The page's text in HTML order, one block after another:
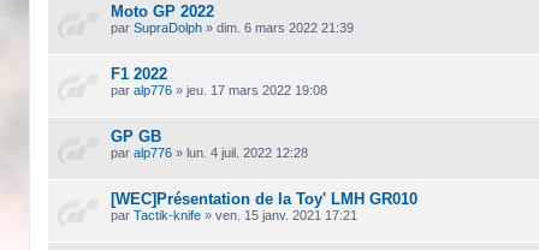
Moto GP 2022
parSupraDolph »dim. 6 mars 2022 21:39
F1 2022
paralp776 »jeu. 17 mars 2022 19:08
GP GB
paralp776 »lun. 4 juil. 2022 12:28
[WEC]Présentation de la Toy' LMH GR010
parTactik-knife »ven. 15 janv. 2021 17:21